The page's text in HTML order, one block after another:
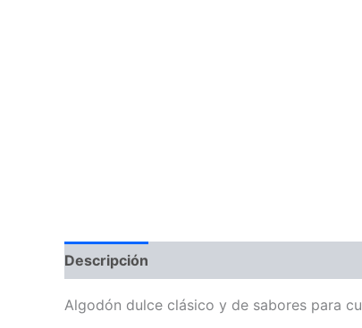
Descripción
Algodón dulce clásico y de sabores para